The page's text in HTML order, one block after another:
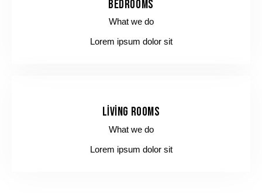
BEDROOMS
What we do
Lorem ipsum dolor sit
LIVING ROOMS
What we do
Lorem ipsum dolor sit